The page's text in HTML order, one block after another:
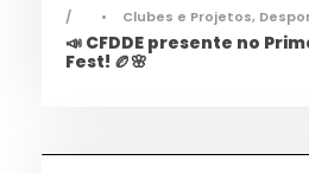
•
Clubes e Projetos,
📣 CFDDE presente no
Fest! 🏉🌸